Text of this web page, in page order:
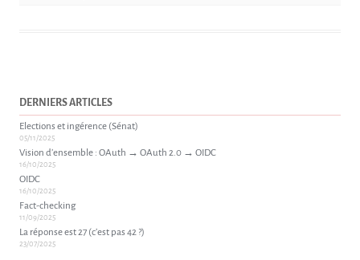
DERNIERS ARTICLES
Elections et ingérence (Sénat)
05/11/2025
Vision d’ensemble : OAuth → OAuth 2.0 → OIDC
16/10/2025
OIDC
16/10/2025
Fact-checking
11/09/2025
La réponse est 27 (c’est pas 42 ?)
23/07/2025